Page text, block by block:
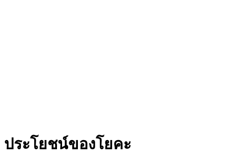
ประโยชน์ของโยคะ